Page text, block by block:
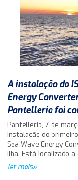
A instalação do
Energy
Pantelleria foi
Pantelleria, 7 de
instalação do
Sea Wave Energy
ilha. Está localizado
ler mais»